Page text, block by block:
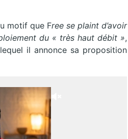
motif que Free se plaint d’avoir
du « très haut débit »,
il annonce sa proposition